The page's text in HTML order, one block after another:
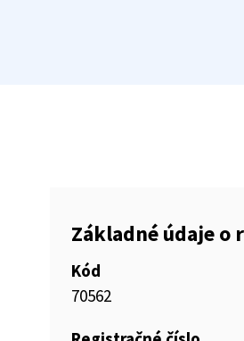
Základné údaje o
Kód
70562